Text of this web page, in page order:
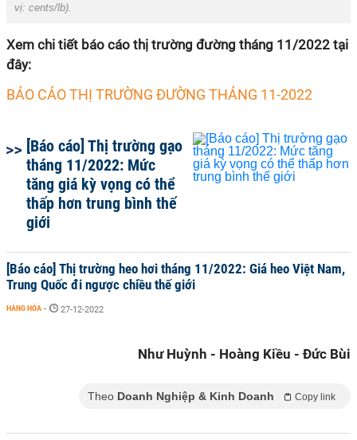
vị: cents/lb).
Xem chi tiết báo cáo thị trường đường tháng 11/2022 tại
đây:
BÁO CÁO THỊ TRƯỜNG ĐƯỜNG THÁNG 11-2022
[Báo cáo] Thị trường gạo
tháng 11/2022: Mức
tăng giá kỳ vọng có thể
thấp hơn trung bình thế
giới
[Báo cáo] Thị trường heo hơi tháng 11/2022: Giá heo Việt Nam,
Trung Quốc đi ngược chiều thế giới
HÀNG HÓA - 27-12-2022
Như Huỳnh - Hoàng Kiều - Đức Bùi
Theo Doanh Nghiệp & Kinh Doanh Copy link